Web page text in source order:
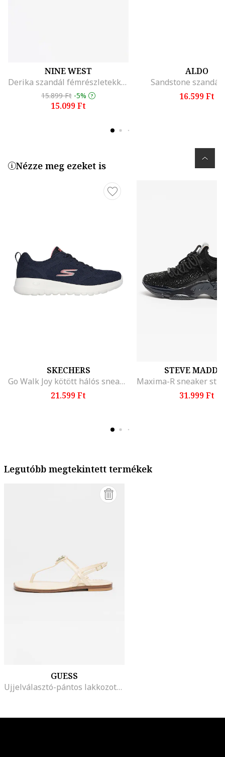
NINE WEST
Derika szandál fémrészletekkel, Aranyszín
15.899 Ft -5%
15.099 Ft
ALDO
Sandstone
16.599 Ft
Nézze meg ezeket is
SKECHERS
Go Walk Joy kötött hálós sneaker, Tengerészkék
21.599 Ft
STEVE
31.999 Ft
Legutóbb megtekintett termékek
GUESS
Ujjelválasztó-pántos lakkozott műbőr szandál, Krémszín